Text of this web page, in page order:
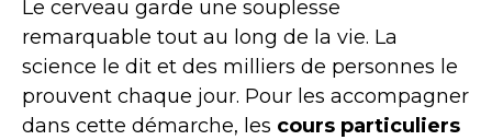
Le cerveau garde une souplesse
remarquable tout au long de la vie. La
science le dit et des milliers de personnes le
prouvent chaque jour. Pour les accompagner
dans cette démarche, les cours particuliers